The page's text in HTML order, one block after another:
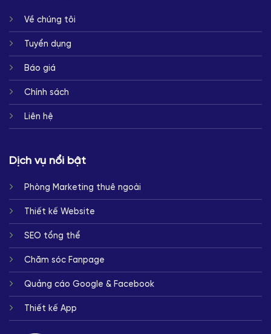
Về chúng tôi
Tuyển dụng
Báo giá
Chính sách
Liên hệ
Dịch vụ nổi bật
Phòng Marketing thuê ngoài
Thiết kế Website
SEO tổng thể
Chăm sóc Fanpage
Quảng cáo Google & Facebook
Thiết kế App